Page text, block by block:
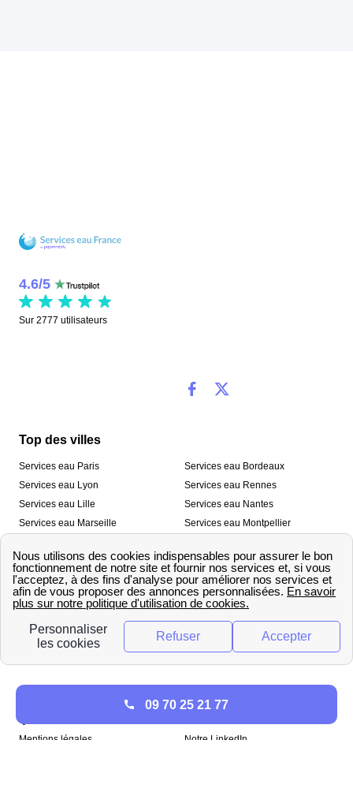
4.6/5
Sur 2777 utilisateurs
Top des villes
Services eau Paris
Services eau Lyon
Services eau Lille
Services eau Marseille
Services eau Toulon
Services eau Bordeaux
Services eau Rennes
Services eau Nantes
Services eau Montpellier
Services eau Strasbourg
Nos outils
🛁 Simulateur consommation eau
💧 Comparer les fournisseurs
d’eau
Qui sommes-nous ?
Mentions légales
Notre LinkedIn
09 70 25 21 77